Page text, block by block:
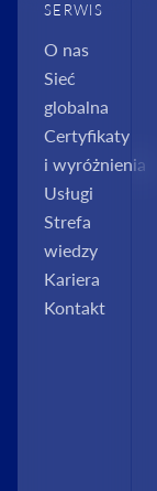
SERWIS
O nas
Sieć
globalna
Certyfikaty
i wyróżnienia
Usługi
Strefa
wiedzy
Kariera
Kontakt